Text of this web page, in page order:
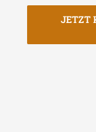
JETZT